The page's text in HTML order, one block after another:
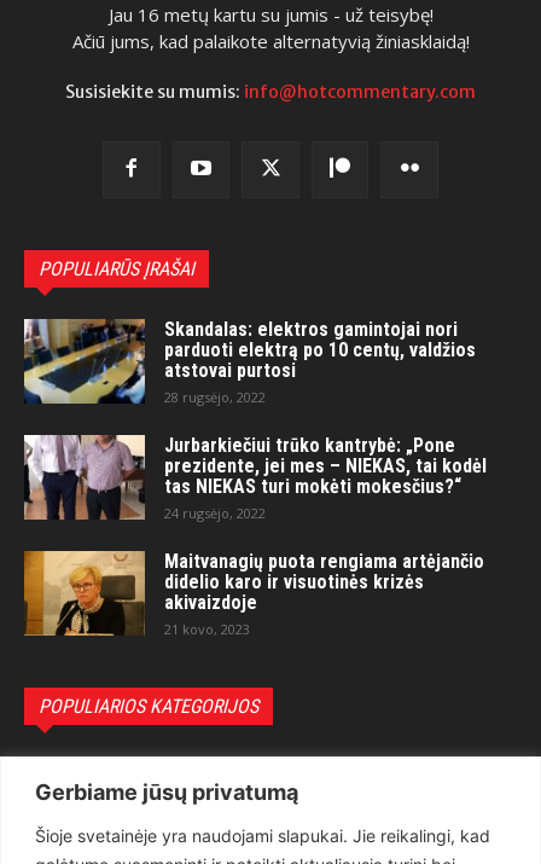
Gerbiame jūsų privatumą
Šioje svetainėje yra naudojami slapukai. Jie reikalingi, kad
Jau 16 metų kartu su jumis - už teisybę!
Ačiū jums, kad palaikote alternatyvią žiniasklaidą!
Susisiekite su mumis: info@hotcommentary.com
POPULIARŪS ĮRAŠAI
Skandalas: elektros gamintojai nori
parduoti elektrą po 10 centų, valdžios
atstovai purtosi
28 rugsėjo, 2022
Jurbarkiečiui trūko kantrybė: „Pone
prezidente, jei mes – NIEKAS, tai kodėl
tas NIEKAS turi mokėti mokesčius?“
24 rugsėjo, 2022
Maitvanagių puota rengiama artėjančio
didelio karo ir visuotinės krizės
akivaizdoje
21 kovo, 2023
POPULIARIOS KATEGORIJOS
Teisėsauga
1497